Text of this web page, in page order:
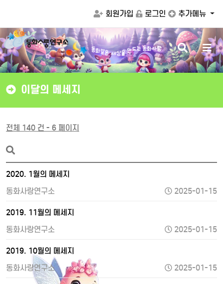
회원가입 로그인 추가메뉴
동화같은 세상을 만드는 동화사랑 검
색
버
튼
메
뉴
버
튼
이달의 메세지
전체 140 건 - 6 페이지
2020. 1월의 메세지
동화사랑연구소
2025-01-15
2019. 11월의 메세지
동화사랑연구소
2025-01-15
2019. 10월의 메세지
동화사랑연구소
2025-01-15